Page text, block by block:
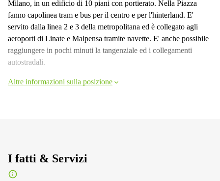
Milano, in un edificio di 10 piani con portierato. Nella Piazza
fanno capolinea tram e bus per il centro e per l'hinterland. E'
servito dalla linea 2 e 3 della metropolitana ed è collegato agli
aeroporti di Linate e Malpensa tramite navette. E' anche possibile
raggiungere in pochi minuti la tangenziale ed i collegamenti
autostradali.
Altre informazioni sulla posizione
I fatti & Servizi